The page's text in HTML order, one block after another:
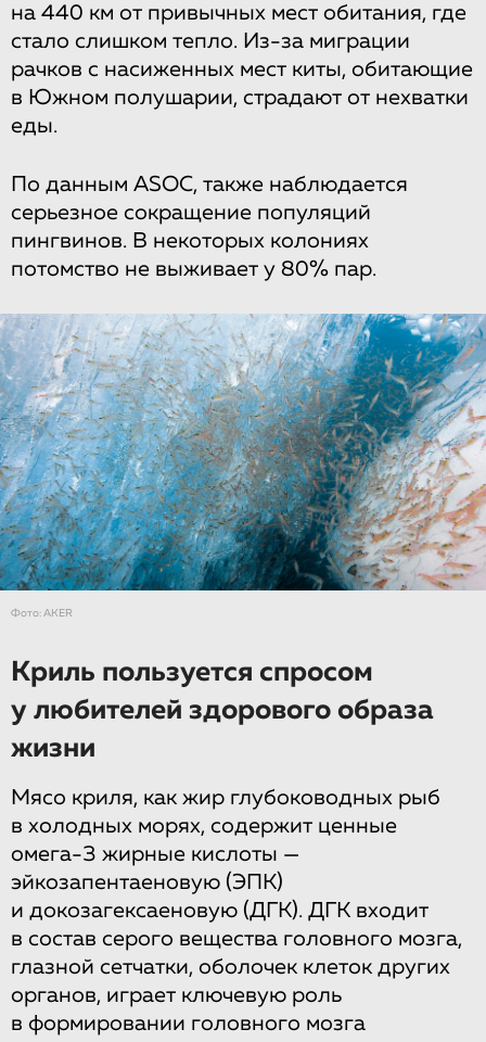
на 440 км от привычных мест обитания, где
стало слишком тепло. Из-за миграции
рачков с насиженных мест киты, обитающие
в Южном полушарии, страдают от нехватки
еды.
По данным ASOC, также наблюдается
серьезное сокращение популяций
пингвинов. В некоторых колониях
потомство не выживает у 80% пар.
Фото: АKER
Криль пользуется спросом
у любителей здорового образа
жизни
Мясо криля, как жир глубоководных рыб
в холодных морях, содержит ценные
омега-3 жирные кислоты —
эйкозапентаеновую (ЭПК)
и докозагексаеновую (ДГК). ДГК входит
в состав серого вещества головного мозга,
глазной сетчатки, оболочек клеток других
органов, играет ключевую роль
в формировании головного мозга